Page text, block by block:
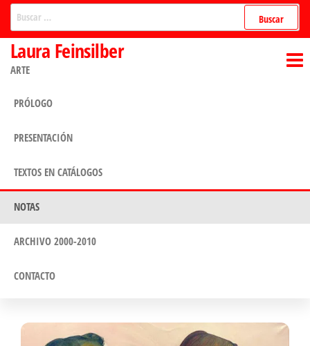
Saltar
contenido
Laura Feinsilber
ARTE
PRÓLOGO
PRESENTACIÓN
TEXTOS EN CATÁLOGOS
NOTAS
ARCHIVO 2000-2010
CONTACTO